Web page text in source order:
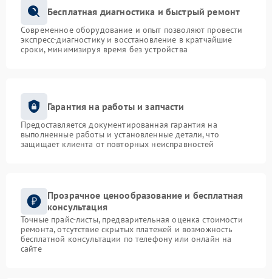
Бесплатная диагностика и быстрый ремонт
Современное оборудование и опыт позволяют провести
экспресс-диагностику и восстановление в кратчайшие
сроки, минимизируя время без устройства
Гарантия на работы и запчасти
Предоставляется документированная гарантия на
выполненные работы и установленные детали, что
защищает клиента от повторных неисправностей
Прозрачное ценообразование и бесплатная
консультация
Точные прайс-листы, предварительная оценка стоимости
ремонта, отсутствие скрытых платежей и возможность
бесплатной консультации по телефону или онлайн на
сайте